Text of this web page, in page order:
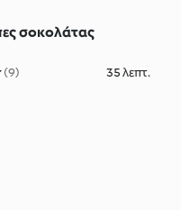
σοκολάτας
(9) 35 λεπτ.